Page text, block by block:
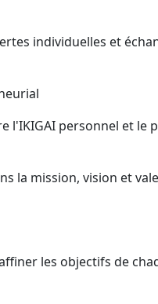
individuelles et
l'IKIGAI personnel et le
la mission, vision et
les objectifs de